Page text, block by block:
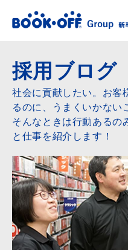
採用ブログ
社会に貢献したい。お客
るのに、うまくいかない
そんなときは行動あるの
と仕事を紹介します！